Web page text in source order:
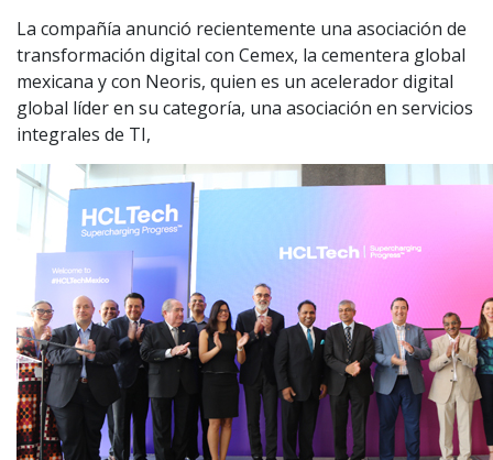
La compañía anunció recientemente una asociación de
transformación digital con Cemex, la cementera global
mexicana y con Neoris, quien es un acelerador digital
global líder en su categoría, una asociación en servicios
integrales de TI,